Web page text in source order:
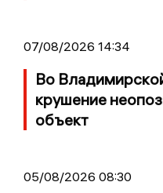
07/08/2026 14:34
Во
крушение
объект
05/08/2026 08:30